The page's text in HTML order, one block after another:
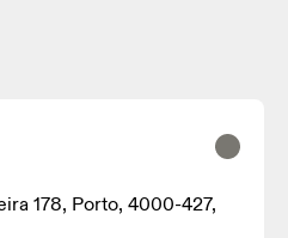
178, Porto, 4000-427,